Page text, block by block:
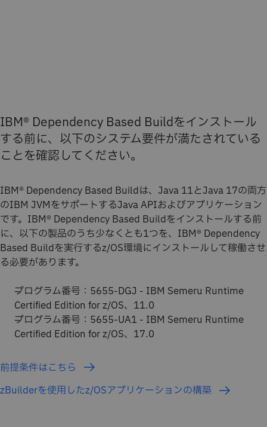
IBM® Dependency Based Buildをインストール
する前に、以下のシステム要件が満たされている
ことを確認してください。
IBM® Dependency Based Buildは、Java 11とJava 17の両方
のIBM JVMをサポートするJava APIおよびアプリケーション
です。IBM® Dependency Based Buildをインストールする前
に、以下の製品のうち少なくとも1つを、IBM® Dependency
Based Buildを実行するz/OS環境にインストールして稼働させ
る必要があります。
プログラム番号：5655-DGJ - IBM Semeru Runtime
Certified Edition for z/OS、11.0
プログラム番号：5655-UA1 - IBM Semeru Runtime
Certified Edition for z/OS、17.0
前提条件はこちら
zBuilderを使用したz/OSアプリケーションの構築